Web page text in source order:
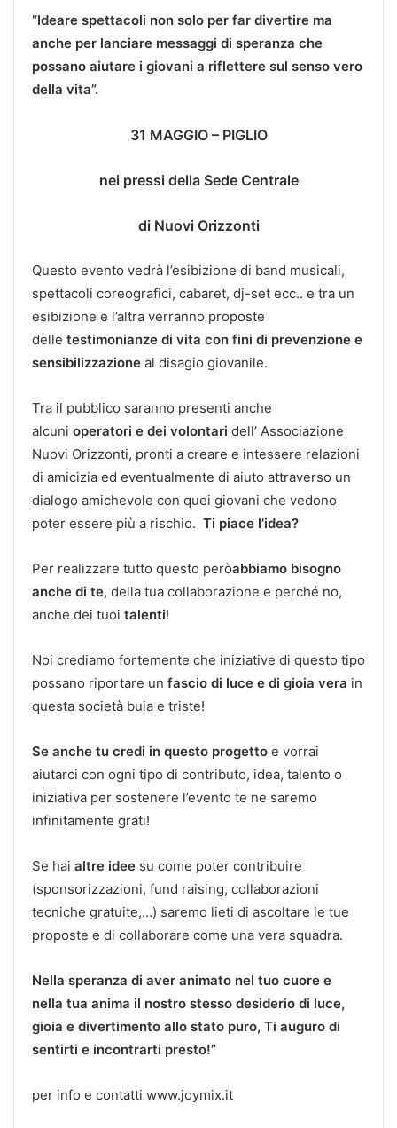
“Ideare spettacoli non solo per far divertire ma
anche per lanciare messaggi di speranza che
possano aiutare i giovani a riflettere sul senso vero
della vita”.
31 MAGGIO – PIGLIO
nei pressi della Sede Centrale
di Nuovi Orizzonti
Questo evento vedrà l’esibizione di band musicali,
spettacoli coreografici, cabaret, dj-set ecc.. e tra un
esibizione e l’altra verranno proposte
delle testimonianze di vita con fini di prevenzione e
sensibilizzazione al disagio giovanile.
Tra il pubblico saranno presenti anche
alcuni operatori e dei volontari dell’ Associazione
Nuovi Orizzonti, pronti a creare e intessere relazioni
di amicizia ed eventualmente di aiuto attraverso un
dialogo amichevole con quei giovani che vedono
poter essere più a rischio. Ti piace l’idea?
Per realizzare tutto questo peròabbiamo bisogno
anche di te, della tua collaborazione e perché no,
anche dei tuoi talenti!
Noi crediamo fortemente che iniziative di questo tipo
possano riportare un fascio di luce e di gioia vera in
questa società buia e triste!
Se anche tu credi in questo progetto e vorrai
aiutarci con ogni tipo di contributo, idea, talento o
iniziativa per sostenere l’evento te ne saremo
infinitamente grati!
Se hai altre idee su come poter contribuire
(sponsorizzazioni, fund raising, collaborazioni
tecniche gratuite,…) saremo lieti di ascoltare le tue
proposte e di collaborare come una vera squadra.
Nella speranza di aver animato nel tuo cuore e
nella tua anima il nostro stesso desiderio di luce,
gioia e divertimento allo stato puro, Ti auguro di
sentirti e incontrarti presto!”
per info e contatti www.joymix.it